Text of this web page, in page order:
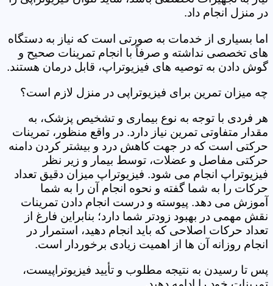
در منزل انجام داد.
اما بسیاری از خدمات به صورتی است که نیاز به دستگاه
های تخصصی نداشته و صرفاً با انجام تمرینات صحیح و
گوش دادن به توصیه های فیزیوتراپ، قابل درمان هستند.
چه میزان تمرین برای فیزیوتراپی در منزل لازم است؟
هر فردی با توجه به نوع بیماری و تشخیص پزشک، به
مقدار متفاوتی تمرین نیاز دارد. در واقع منظور، تمرینات
حرکتی است که در جهت کاهش درد و بیشتر کردن دامنه
حرکتی مفاصل و عضلات، توسط بیمار و زیر نظر
فیزیوتراپ انجام می شود. فیزیوتراپ میزان دقیق تعداد
حرکات را به شما گفته و نحوه انجام آن را به شما
آموزش می دهد. پیوسته و درست انجام دادن تمرینات
نقش مهمی در بهبود زودتر شما دارد؛ بنابراین فارغ از
تعداد حرکات اصلاحی که باید انجام دهید، استمرار در
انجام روزانه آن ها از اهمیت زیادی برخوردار است.
پس تا رسیدن به نتیجه مطلوب و تأیید فیزیوتراپیست،